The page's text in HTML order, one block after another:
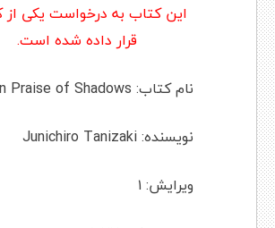
این کتاب به درخواست یکی از
قرار داده شده است.
نام کتاب: In Praise of Shadows
نویسنده: Junichiro Tanizaki
ویرایش: ۱